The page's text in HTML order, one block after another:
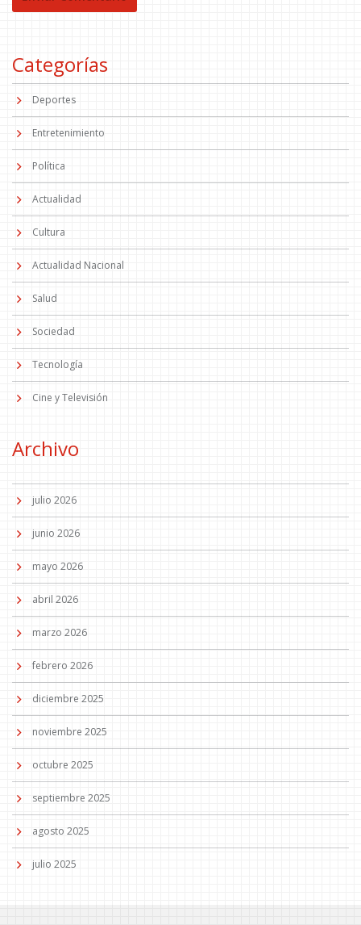
Categorías
Deportes
Entretenimiento
Política
Actualidad
Cultura
Actualidad Nacional
Salud
Sociedad
Tecnología
Cine y Televisión
Archivo
julio 2026
junio 2026
mayo 2026
abril 2026
marzo 2026
febrero 2026
diciembre 2025
noviembre 2025
octubre 2025
septiembre 2025
agosto 2025
julio 2025